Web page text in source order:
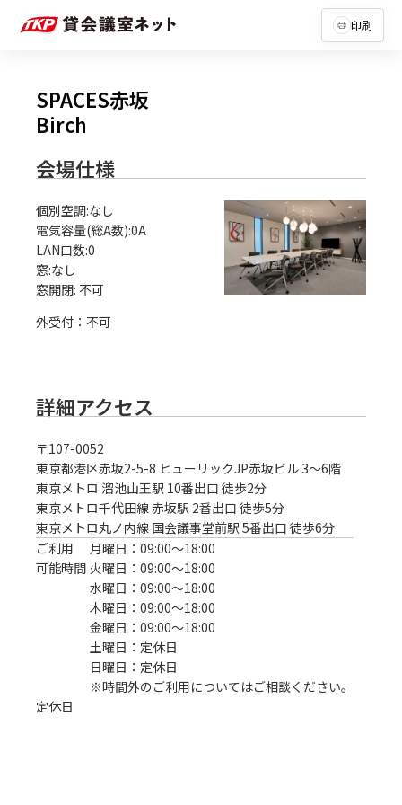
印刷
SPACES赤坂
Birch
会場仕様
個別空調:なし
電気容量(総A数):0A
LAN口数:0
窓:なし
外受付：不可
詳細アクセス
〒107-0052
東京都港区赤坂2-5-8 ヒューリックJP赤坂ビル 3～6階
東京メトロ 溜池山王駅 10番出口 徒歩2分
東京メトロ千代田線 赤坂駅 2番出口 徒歩5分
東京メトロ丸ノ内線 国会議事堂前駅 5番出口 徒歩6分
ご利用
可能時間
月曜日：09:00〜18:00
火曜日：09:00〜18:00
水曜日：09:00〜18:00
木曜日：09:00〜18:00
金曜日：09:00〜18:00
土曜日：定休日
日曜日：定休日
※時間外のご利用についてはご相談ください。
定休日